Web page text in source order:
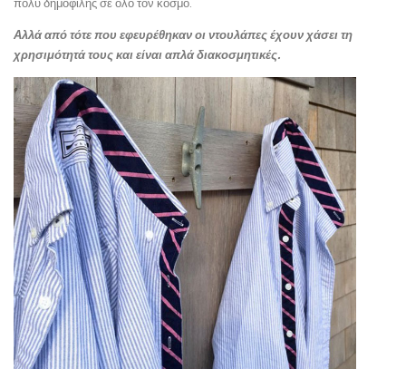
Αλλά από τότε που εφευρέθηκαν οι ντουλάπες έχουν χάσει τη
χρησιμότητά τους και είναι απλά διακοσμητικές.